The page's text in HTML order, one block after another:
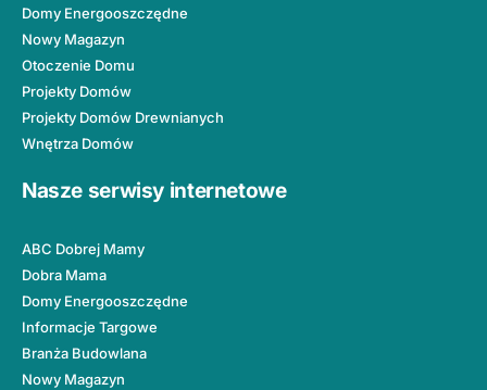
Domy Energooszczędne
Nowy Magazyn
Otoczenie Domu
Projekty Domów
Projekty Domów Drewnianych
Wnętrza Domów
Nasze serwisy internetowe
ABC Dobrej Mamy
Dobra Mama
Domy Energooszczędne
Informacje Targowe
Branża Budowlana
Nowy Magazyn